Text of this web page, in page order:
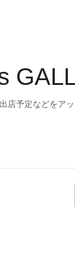
店予定などをアッ